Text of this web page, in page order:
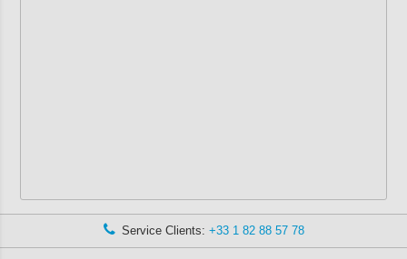
Service Clients: +33 1 82 88 57 78